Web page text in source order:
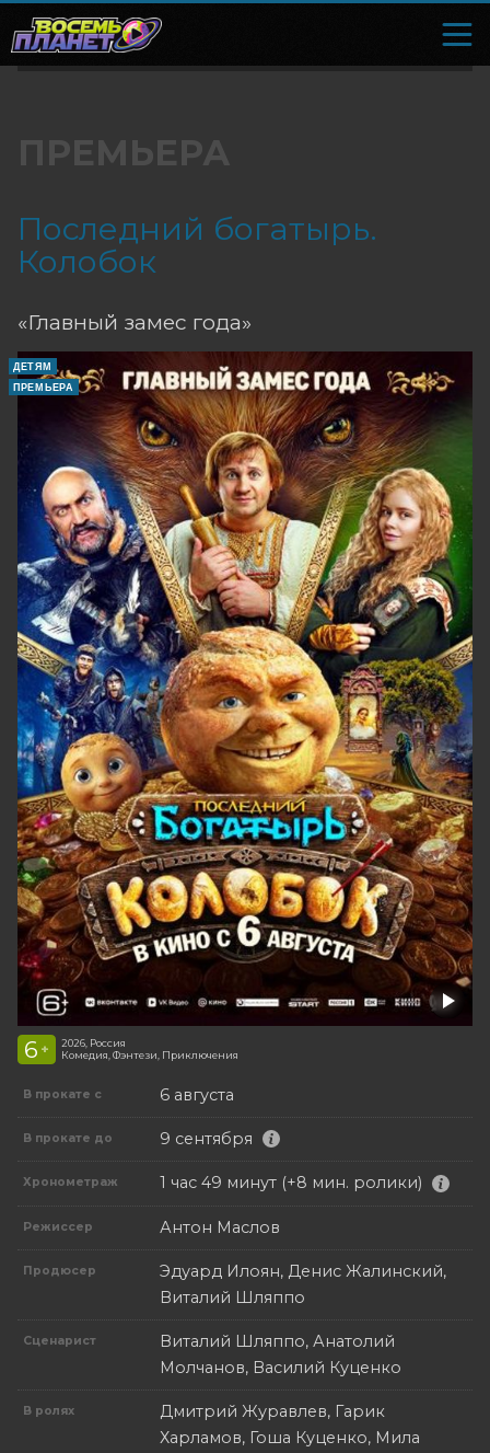
ПРЕМЬЕРА
Последний богатырь.
Колобок
«Главный замес года»
ДЕТЯМ
ПРЕМЬЕРА
6 +
2026, Россия
Комедия, Фэнтези, Приключения
В прокате с 6 августа
В прокате до 9 сентября
Хронометраж 1 час 49 минут (+8 мин. ролики)
Режиссер Антон Маслов
Продюсер
Эдуард Илоян, Денис Жалинский,
Виталий Шляппо
Сценарист
Виталий Шляппо, Анатолий
Молчанов, Василий Куценко
В ролях
Дмитрий Журавлев, Гарик
Харламов, Гоша Куценко, Мила